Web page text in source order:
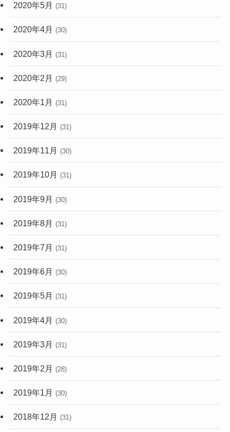
2020年5月 (31)
2020年4月 (30)
2020年3月 (31)
2020年2月 (29)
2020年1月 (31)
2019年12月 (31)
2019年11月 (30)
2019年10月 (31)
2019年9月 (30)
2019年8月 (31)
2019年7月 (31)
2019年6月 (30)
2019年5月 (31)
2019年4月 (30)
2019年3月 (31)
2019年2月 (28)
2019年1月 (30)
2018年12月 (31)